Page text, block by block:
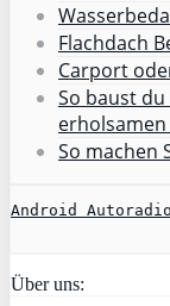
Flachdach
Carport
So baust
So machen
Android Autoradio
Über uns: